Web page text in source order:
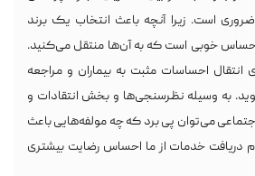
است. زیرا آنچه باعث انتخاب یک برند
خوبی است که به آن‌ها منتقل می‌کنید.
انتقال احساسات مثبت به بیماران و مراجعه
به وسیله نظرسنجی‌ها و بخش انتقادات و
می‌توان پی برد که چه مولفه‌هایی باعث
دریافت خدمات از ما احساس رضایت بیشتری